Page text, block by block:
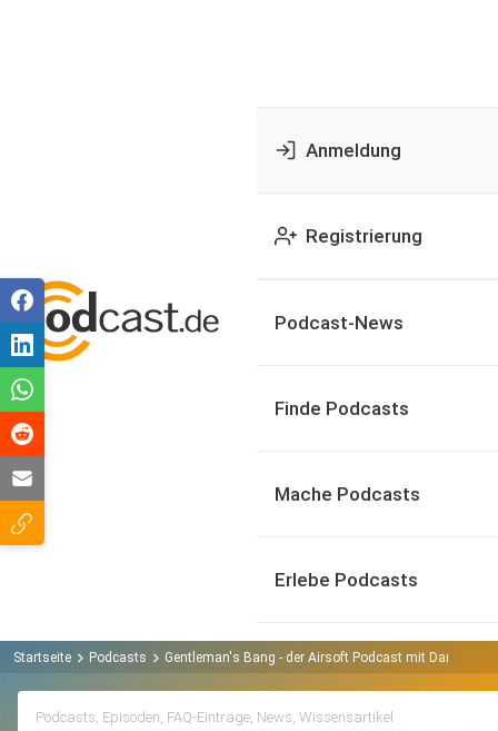
Anmeldung
Registrierung
Podcast-News
Finde Podcasts
Mache Podcasts
Erlebe Podcasts
Startseite Podcasts Gentleman's Bang - der Airsoft Podcast mit Danzig